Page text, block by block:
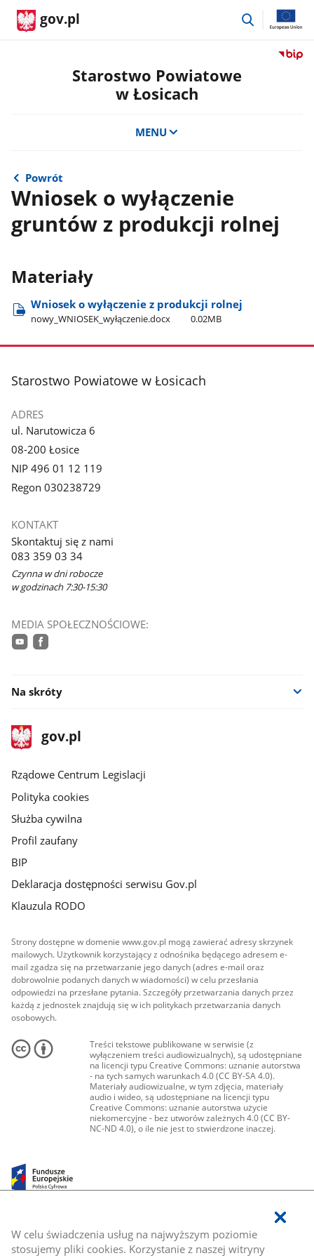
W celu świadczenia usług na najwyższym poziomie
stosujemy pliki cookies. Korzystanie z naszej witryny
gov.pl
przejdź
Przejdź
Starostwo Powiatowe
w Łosicach
MENU
Powrót
Wniosek o wyłączenie
gruntów z produkcji rolnej
Materiały
Wniosek o wyłączenie z produkcji rolnej
nowy​_WNIOSEK​_wyłączenie.docx 0.02MB
stopka
Starostwo Powiatowe w Łosicach
ADRES
ul. Narutowicza 6
08-200 Łosice
NIP 496 01 12 119
Regon 030238729
KONTAKT
Skontaktuj się z nami
083 359 03 34
Czynna w dni robocze
w godzinach 7:30-15:30
MEDIA SPOŁECZNOŚCIOWE:
Na skróty
stopka
gov.plStrona
gov.pl
Rządowe Centrum Legislacji
Polityka cookies
Służba cywilna
Profil zaufany
BIP
Deklaracja dostępności serwisu Gov.pl
Klauzula RODO
Strony dostępne w domenie www.gov.pl mogą zawierać adresy skrzynek
mailowych. Użytkownik korzystający z odnośnika będącego adresem e-
mail zgadza się na przetwarzanie jego danych (adres e-mail oraz
dobrowolnie podanych danych w wiadomości) w celu przesłania
odpowiedzi na przesłane pytania. Szczegóły przetwarzania danych przez
każdą z jednostek znajdują się w ich politykach przetwarzania danych
osobowych.
Treści tekstowe publikowane w serwisie (z
wyłączeniem treści audiowizualnych), są udostępniane
na licencji typu Creative Commons: uznanie autorstwa
- na tych samych warunkach 4.0 (CC BY-SA 4.0).
Materiały audiowizualne, w tym zdjęcia, materiały
audio i wideo, są udostępniane na licencji typu
Creative Commons: uznanie autorstwa użycie
niekomercyjne - bez utworów zależnych 4.0 (CC BY-
NC-ND 4.0), o ile nie jest to stwierdzone inaczej.